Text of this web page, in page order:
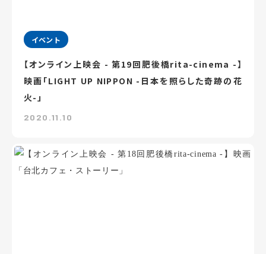
イベント
【オンライン上映会 - 第19回肥後橋rita-cinema -】
映画「LIGHT UP NIPPON -日本を照らした奇跡の花
火-」
2020.11.10